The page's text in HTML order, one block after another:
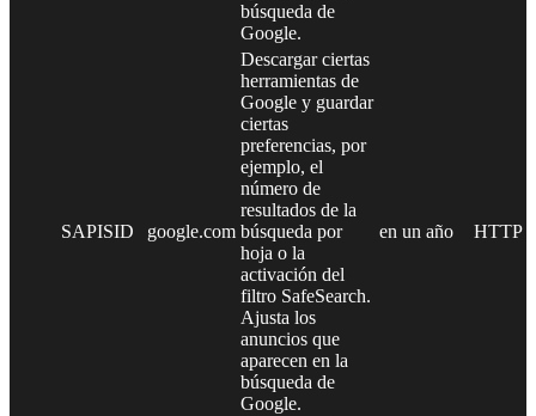
búsqueda de
Google.
SAPISID google.com
Descargar ciertas
herramientas de
Google y guardar
ciertas
preferencias, por
ejemplo, el
número de
resultados de la
búsqueda por
hoja o la
activación del
filtro SafeSearch.
Ajusta los
anuncios que
aparecen en la
búsqueda de
Google.
en un año HTTP